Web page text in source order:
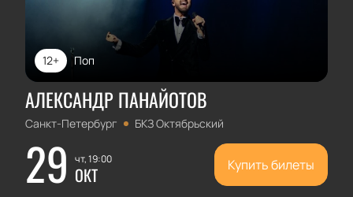
Поп
12+
АЛЕКСАНДР ПАНАЙОТОВ
Санкт-Петербург БКЗ Октябрьский
29 чт, 19:00
ОКТ Купить билеты